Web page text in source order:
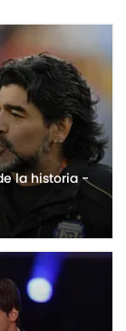
la historia -